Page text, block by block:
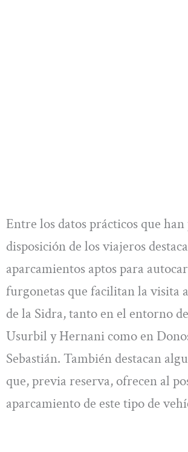
Entre los datos prácticos que han
disposición de los viajeros
aparcamientos aptos para
furgonetas que facilitan la visita
de la Sidra, tanto en el entorno
Usurbil y Hernani como en
Sebastián. También destacan
que, previa reserva, ofrecen al
aparcamiento de este tipo de